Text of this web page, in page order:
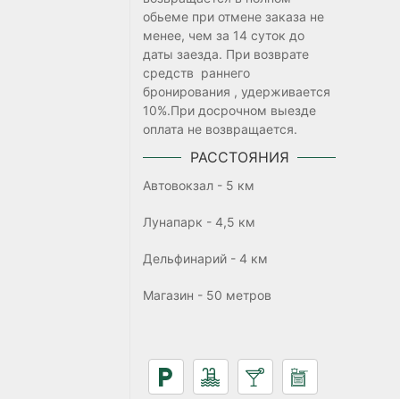
обьеме при отмене заказа не
менее, чем за 14 суток до
даты заезда. При возврате
средств раннего
бронирования , удерживается
10%.При досрочном выезде
оплата не возвращается.
РАССТОЯНИЯ
Автовокзал - 5 км
Лунапарк - 4,5 км
Дельфинарий - 4 км
Магазин - 50 метров